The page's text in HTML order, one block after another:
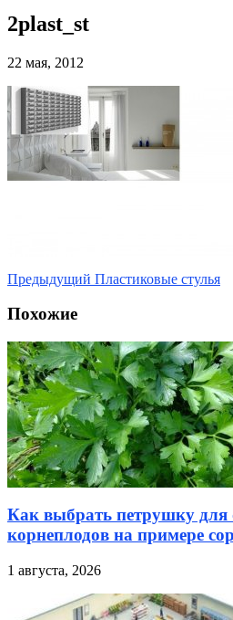
2plast_st
22 мая, 2012
Предыдущий Пластиковые стулья
Похожие
Как выбрать петрушку для
корнеплодов на примере
1 августа, 2026